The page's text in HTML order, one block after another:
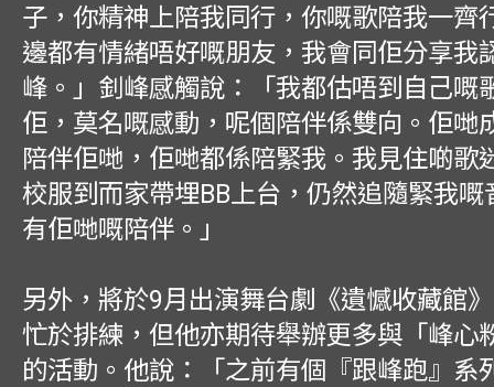
子，你精神上陪我同行，你嘅歌陪我一齊
邊都有情緒唔好嘅朋友，我會同佢分享我
峰。」釗峰感觸說：「我都估唔到自己嘅
佢，莫名嘅感動，呢個陪伴係雙向。佢哋
陪伴佢哋，佢哋都係陪緊我。我見住啲歌
校服到而家帶埋BB上台，仍然追隨緊我嘅
有佢哋嘅陪伴。」
另外，將於9月出演舞台劇《遺憾收藏館
忙於排練，但他亦期待舉辦更多與「峰心
的活動。他說：「之前有個『跟峰跑』系